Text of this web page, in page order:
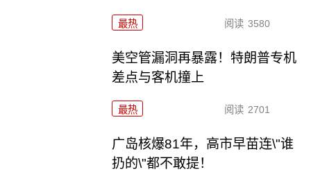
最热 阅读 3580
美空管漏洞再暴露！特朗普专机
差点与客机撞上
最热 阅读 2701
广岛核爆81年，高市早苗连\"谁
扔的\"都不敢提！